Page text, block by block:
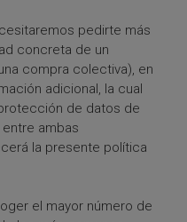
pedirte más
concreta de un
compra colectiva), en
adicional, la cual
de datos de
ambas
la presente política
el mayor número de